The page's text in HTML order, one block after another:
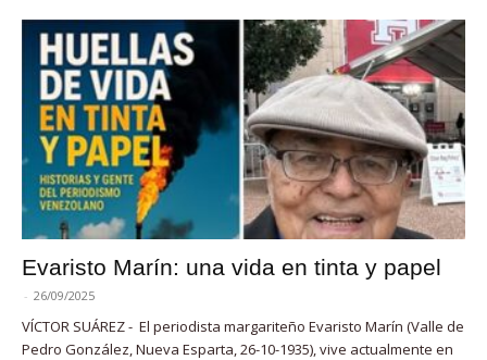
Evaristo Marín: una vida en tinta y papel
- 26/09/2025
VÍCTOR SUÁREZ - El periodista margariteño Evaristo Marín (Valle de
Pedro González, Nueva Esparta, 26-10-1935), vive actualmente en